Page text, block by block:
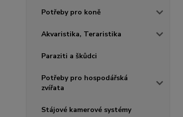
Potřeby pro koně
Akvaristika, Teraristika
Paraziti a škůdci
Potřeby pro hospodářská
zvířata
Stájové kamerové systémy